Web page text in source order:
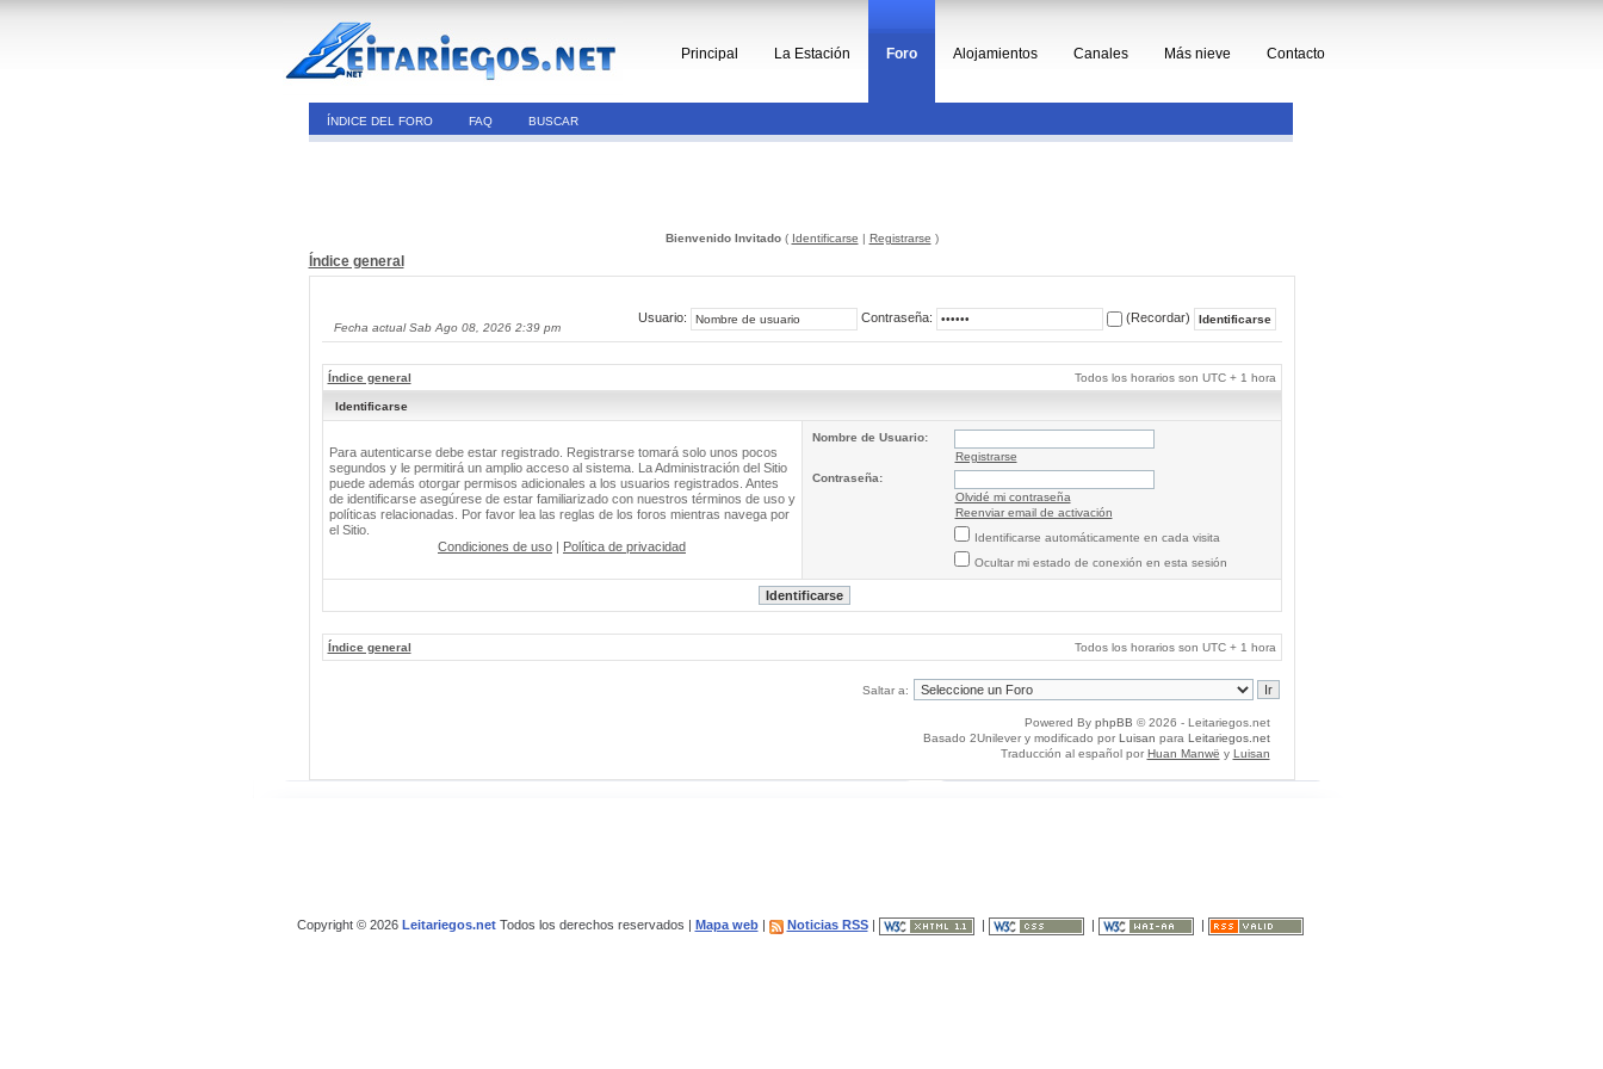
Principal La Estación Foro Alojamientos Canales Más nieve Contacto
ÍNDICE DEL FORO FAQ BUSCAR
Bienvenido Invitado( Identificarse | Registrarse )
Índice general
Fecha actual Sab Ago 08, 2026 2:39 pm
Usuario: Contraseña: (Recordar)
Índice general Todos los horarios son UTC + 1 hora
Identificarse
Para autenticarse debe estar registrado. Registrarse tomará solo unos pocos
segundos y le permitirá un amplio acceso al sistema. La Administración del Sitio
puede además otorgar permisos adicionales a los usuarios registrados. Antes
de identificarse asegúrese de estar familiarizado con nuestros términos de uso y
políticas relacionadas. Por favor lea las reglas de los foros mientras navega por
el Sitio.
Condiciones de uso | Política de privacidad
Nombre de Usuario:
Registrarse
Contraseña:
Olvidé mi contraseña
Reenviar email de activación
Identificarse automáticamente en cada visita
Ocultar mi estado de conexión en esta sesión
Índice general Todos los horarios son UTC + 1 hora
Saltar a:
Powered By phpBB © 2026 - Leitariegos.net
Basado 2Unilever y modificado por Luisan para Leitariegos.net
Traducción al español por Huan Manwë y Luisan
Copyright © 2026 Leitariegos.netTodos los derechos reservados | Mapa web| Noticias RSS|